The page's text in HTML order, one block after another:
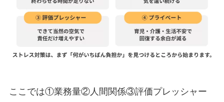
ここでは①業務量②人間関係③評価プレッシャー